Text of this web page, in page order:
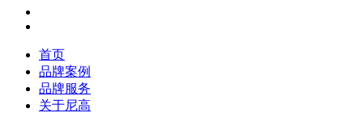
首页
品牌案例
品牌服务
关于尼高